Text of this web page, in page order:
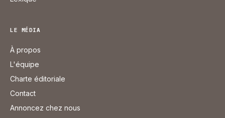
LE MÉDIA
À propos
L'équipe
Charte éditoriale
Contact
Annoncez chez nous